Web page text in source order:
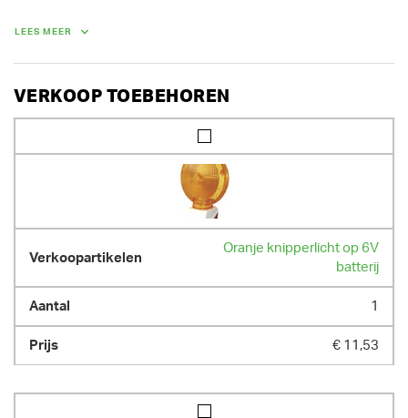
LEES MEER
VERKOOP TOEBEHOREN
Oranje knipperlicht op 6V
batterij
1
€ 11,53